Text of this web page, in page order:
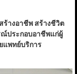
ร้างอาชีพ สร้างชีวิต
ณ์ประกอบอาชีพแก่ผู้
แพทย์บริการ